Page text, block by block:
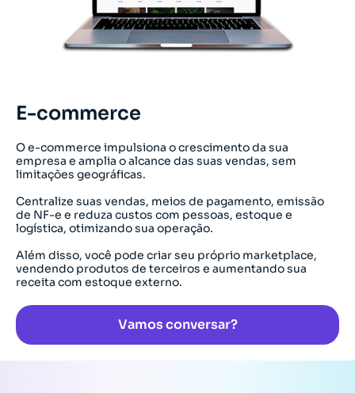
E-commerce
O e-commerce impulsiona o crescimento da sua
empresa e amplia o alcance das suas vendas, sem
limitações geográficas.
Centralize suas vendas, meios de pagamento, emissão
de NF-e e reduza custos com pessoas, estoque e
logística, otimizando sua operação.
Além disso, você pode criar seu próprio marketplace,
vendendo produtos de terceiros e aumentando sua
receita com estoque externo.
Vamos conversar?